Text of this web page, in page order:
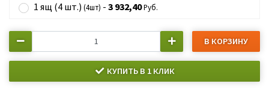
1 ящ (4 шт.) (4шт) - 3 932,40Руб.
В КОРЗИНУ
КУПИТЬ В 1 КЛИК